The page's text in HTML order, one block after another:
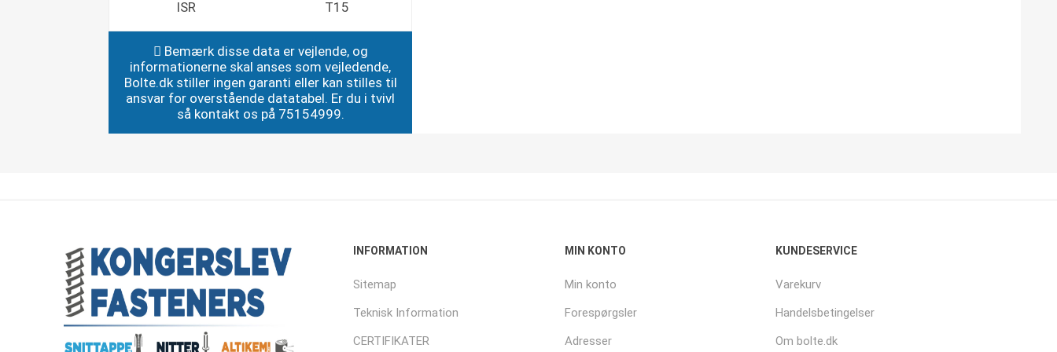
ISR T15
Bemærk disse data er vejlende, og
informationerne skal anses som vejledende,
Bolte.dk stiller ingen garanti eller kan stilles til
ansvar for overstående datatabel. Er du i tvivl
så kontakt os på 75154999.
INFORMATION
Sitemap
Teknisk Information
CERTIFIKATER
MIN KONTO
Min konto
Forespørgsler
Adresser
KUNDESERVICE
Varekurv
Handelsbetingelser
Om bolte.dk